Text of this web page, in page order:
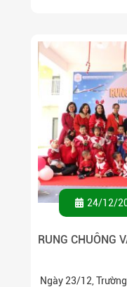
24/12/
RUNG CHUÔNG
Ngày 23/12,